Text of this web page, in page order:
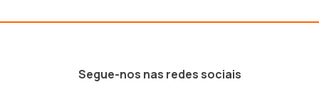
Segue-nos nas redes sociais